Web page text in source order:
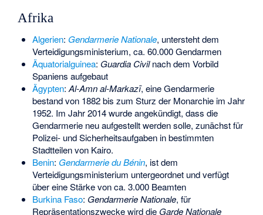
Afrika
Algerien: Gendarmerie Nationale, untersteht dem
Verteidigungsministerium, ca. 60.000 Gendarmen
Äquatorialguinea: Guardia Civilnach dem Vorbild
Spaniens aufgebaut
Ägypten: Al-Amn al-Markazī, eine Gendarmerie
bestand von 1882 bis zum Sturz der Monarchie im Jahr
1952. Im Jahr 2014 wurde angekündigt, dass die
Gendarmerie neu aufgestellt werden solle, zunächst für
Polizei- und Sicherheitsaufgaben in bestimmten
Stadtteilen von Kairo.
Benin: Gendarmerie du Bénin, ist dem
Verteidigungsministerium untergeordnet und verfügt
über eine Stärke von ca. 3.000 Beamten
Burkina Faso: Gendarmerie Nationale, für
Repräsentationszwecke wird die Garde Nationale